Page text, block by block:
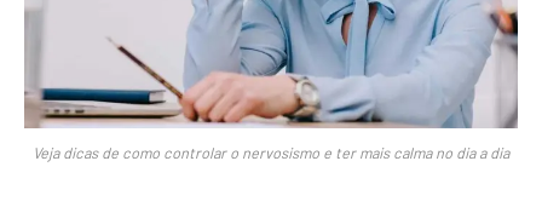
Veja dicas de como controlar o nervosismo e ter mais calma no dia a dia